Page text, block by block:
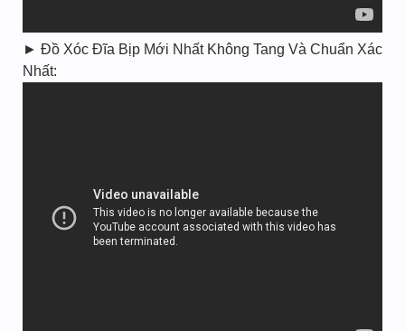
► Đồ Xóc Đĩa Bịp Mới Nhất Không Tang Và Chuẩn Xác
Nhất: